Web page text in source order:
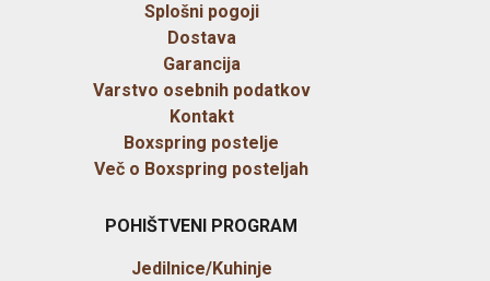
Splošni pogoji
Dostava
Garancija
Varstvo osebnih podatkov
Kontakt
Boxspring postelje
Več o Boxspring posteljah
POHIŠTVENI PROGRAM
Jedilnice/Kuhinje